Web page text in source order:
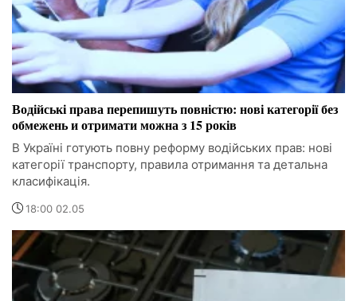
Водійські права перепишуть повністю: нові категорії без
обмежень и отримати можна з 15 років
В Україні готують повну реформу водійських прав: нові
категорії транспорту, правила отримання та детальна
класифікація.
18:00 02.05